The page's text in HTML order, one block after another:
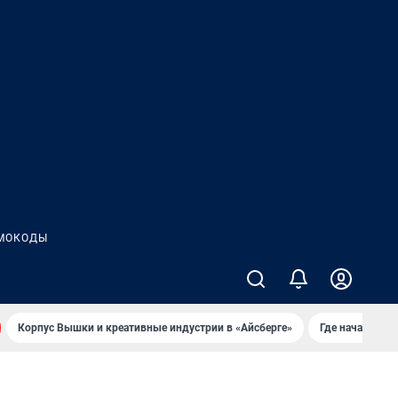
Корпус Вышки и креативные индустрии в «Айсберге» Где начать